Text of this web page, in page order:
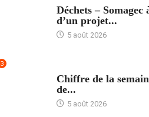
Déchets – Somagec
d’un projet...
5 août 2026
3
Chiffre de la
de...
5 août 2026